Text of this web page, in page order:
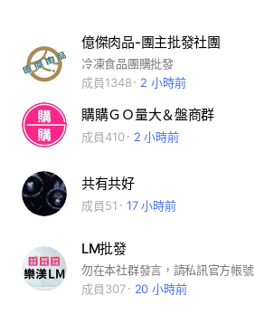
億傑肉品-團主批發社團
冷凍食品團購批發
成員1348
2 小時前
購購ＧＯ量大＆盤商群
成員410 2 小時前
共有共好
成員51 17 小時前
LM批發
勿在本社群發言，請私訊官方帳號
成員307
20 小時前